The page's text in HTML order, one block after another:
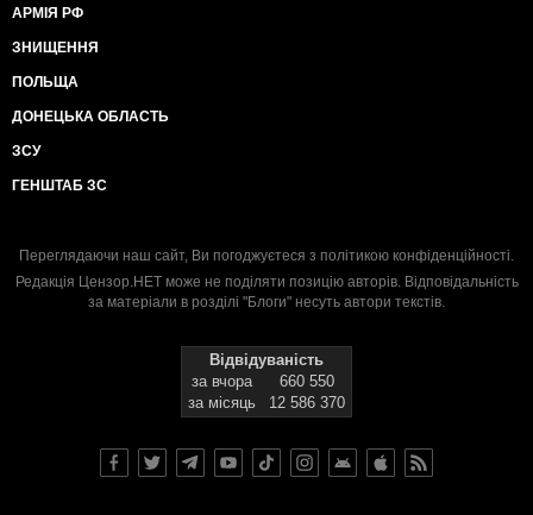
АРМІЯ РФ
ЗНИЩЕННЯ
ПОЛЬЩА
ДОНЕЦЬКА ОБЛАСТЬ
ЗСУ
ГЕНШТАБ ЗС
Переглядаючи наш сайт, Ви погоджуєтеся з політикою конфіденційності.
Редакція Цензор.НЕТ може не поділяти позицію авторів. Відповідальність
за матеріали в розділі "Блоги" несуть автори текстів.
Відвідуваність
за вчора
660 550
за місяць
12 586 370